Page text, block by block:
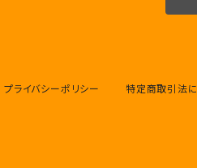
プライバシーポリシー 特定商取引法